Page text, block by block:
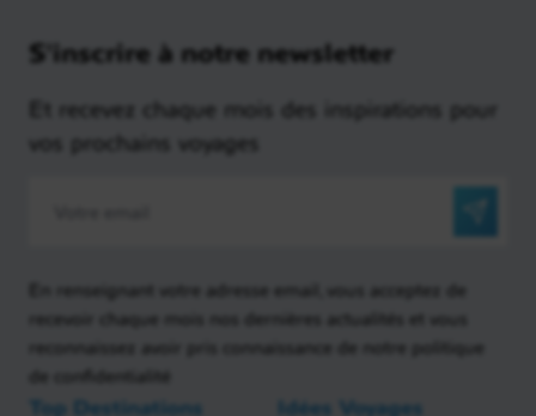
S'inscrire à notre newsletter
Et recevez chaque mois des inspirations pour
vos prochains voyages
En renseignant votre adresse email, vous acceptez de
recevoir chaque mois nos dernières actualités et vous
reconnaissez avoir pris connaissance de notre politique
de confidentialité
Top Destinations Idées Voyages